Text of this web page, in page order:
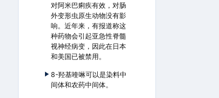
对阿米巴痢疾有效，对肠
外变形虫原生动物没有影
响。近年来，有报道称这
种药物会引起亚急性脊髓
视神经病变，因此在日本
和美国已被禁用。
8-羟基喹啉可以是染料中
间体和农药中间体。